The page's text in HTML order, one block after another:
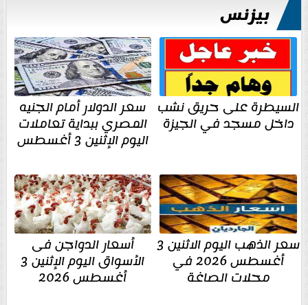
بيزنس
السيطرة على حريق نشب
داخل مسجد في الجيزة
سعر الدولار أمام الجنيه
المصري ببداية تعاملات
اليوم الإثنين 3 أغسطس
سعر الذهب اليوم الاثنين 3
أغسطس 2026 في
محلات الصاغة
أسعار الدواجن فى
الأسواق اليوم الإثنين 3
أغسطس 2026